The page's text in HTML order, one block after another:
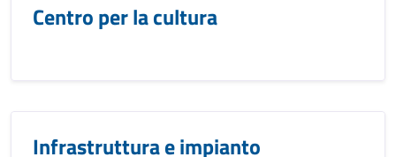
Centro per la cultura
Infrastruttura e impianto